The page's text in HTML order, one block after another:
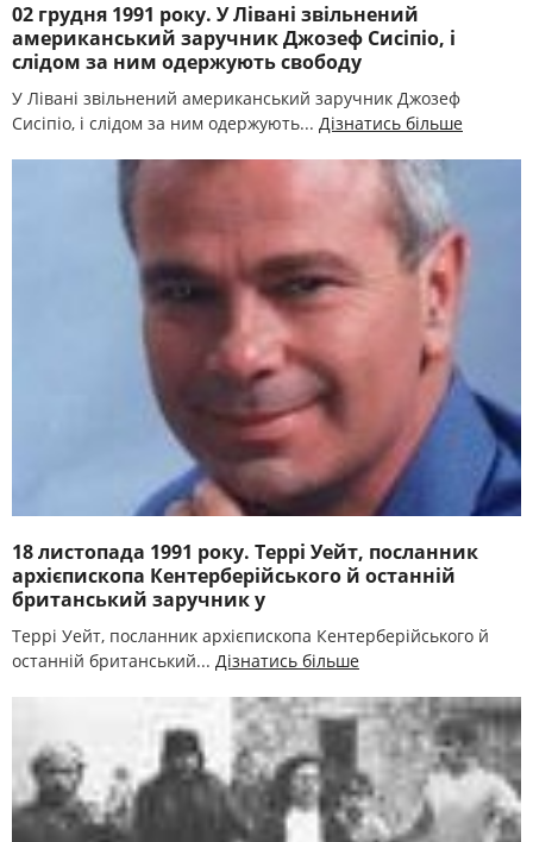
02 грудня 1991 року. У Лівані звільнений
американський заручник Джозеф Сисіпіо, і
слідом за ним одержують свободу
У Лівані звільнений американський заручник Джозеф
Сисіпіо, і слідом за ним одержують... Дізнатись більше
18 листопада 1991 року. Террі Уейт, посланник
архієпископа Кентерберійського й останній
британський заручник у
Террі Уейт, посланник архієпископа Кентерберійського й
останній британський... Дізнатись більше